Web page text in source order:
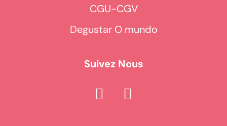
CGU-CGV
Degustar O mundo
Suivez Nous